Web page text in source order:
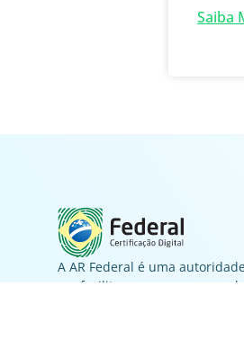
Saiba
A AR Federal é uma
em facilitar o acesso ao